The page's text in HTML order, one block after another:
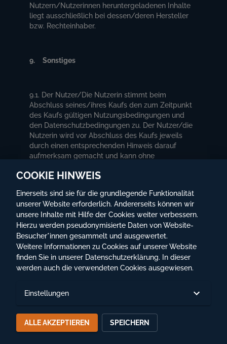
Nutzern/Nutzerinnen heruntergeladenen Inhalte
liegt ausschließlich bei dessen/deren Hersteller
bzw. Rechteinhaber.
9. Sonstiges
9.1. Der Nutzer/Die Nutzerin stimmt beim
Abschluss seines/ihres Kaufs den zum Zeitpunkt
des Kaufs gültigen Nutzungsbedingungen und
den Datenschutzbedingungen zu. Der Nutzer/die
Nutzerin wird vor Abschluss des Kaufs jeweils
durch einen entsprechenden Hinweis darauf
aufmerksam gemacht und kann ohne
hinsichtlich vertragsrelevanter Mitteilungen wird
GLOBE PLAYER die vom Nutzer/von der Nutzerin
angegebenen Daten (insbesondere E-Mail-
Adresse) verwenden. Falls der Nutzer/die
Nutzerin GLOBE PLAYER nicht über eine Änderung
der Daten informiert, gelten Mitteilungen von
GLOBE PLAYER an den Nutzer/die Nutzerin auch
dann als zugegangen, wenn diese Mitteilung an
die vom Nutzer/der Nutzerin zuletzt bekannte E-
obliegt daher dem Nutzer/der Nutzerin die E-
und erhalten, dass E-Mails abrufbar sind.
9.3. Änderungen und/oder Ergänzungen des
COOKIE HINWEIS
Einerseits sind sie für die grundlegende Funktionalität
unserer Website erforderlich. Andererseits können wir
unsere Inhalte mit Hilfe der Cookies weiter verbessern.
Hierzu werden pseudonymisierte Daten von Website-
Besucher*innen gesammelt und ausgewertet.
Weitere Informationen zu Cookies auf unserer Website
finden Sie in unserer Datenschutzerklärung. In dieser
werden auch die verwendeten Cookies ausgewiesen.
Einstellungen
ALLE AKZEPTIEREN SPEICHERN